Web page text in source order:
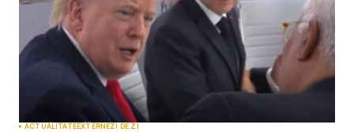
ACTUALITATEEXTERNEZI DE ZI